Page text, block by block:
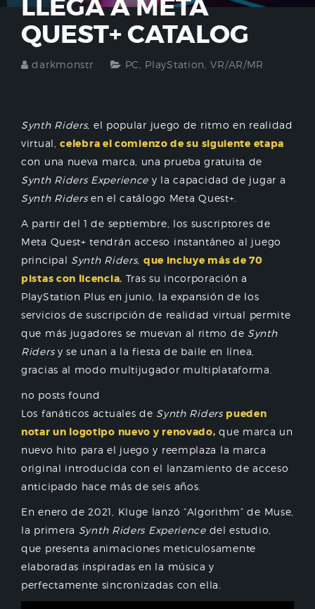
LLEGA A META
QUEST+ CATALOG
darkmonstr PC PlayStation ,VR/AR/MR
Synth Riders, el popular juego de ritmo en realidad
virtual,celebra el comienzo de su siguiente etapa
con una nueva marca, una prueba gratuita de
Synth Riders Experience y la capacidad de jugar a
Synth Ridersen el catálogo Meta Quest+.
A partir del 1 de septiembre, los suscriptores de
Meta Quest+ tendrán acceso instantáneo al juego
principal Synth Riders, que incluye más de 70
pistas con licencia. Tras su incorporación a
PlayStation Plus en junio, la expansión de los
servicios de suscripción de realidad virtual permite
que más jugadores se muevan al ritmo de Synth
Ridersy se unan a la fiesta de baile en línea,
gracias al modo multijugador multiplataforma.
no posts found
Los fanáticos actuales de Synth Riders pueden
notar un logotipo nuevo y renovado, que marca un
nuevo hito para el juego y reemplaza la marca
original introducida con el lanzamiento de acceso
anticipado hace más de seis años.
En enero de 2021, Kluge lanzó “Algorithm” de Muse,
la primera Synth Riders Experiencedel estudio,
que presenta animaciones meticulosamente
elaboradas inspiradas en la música y
perfectamente sincronizadas con ella.